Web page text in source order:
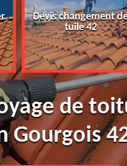
Devis changement
tuile 42
de
Gourgois